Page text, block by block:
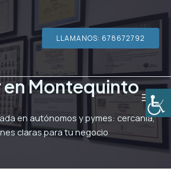
LLAMANOS: 678672792
en Montequinto
en autónomos y pymes: cercanía,
claras para tu negocio